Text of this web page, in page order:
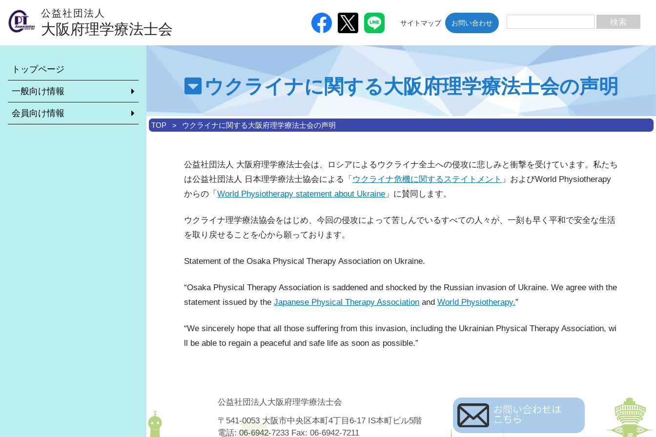
公益社団法人
大阪府理学療法士会 サイトマップ お問い合わせ
トップページ
一般向け情報
理学療法士とは？（外部サイト）
学校一覧
理学療法士がいる施設
大阪府理学療法士会のご案内
訪問リハビリ受け入れ可能施設
各市区町村理学療法士会のご紹介
会員向け情報
異動・休会・復会等の手続きにつ
リカレント教育について
非常勤求職・求人情報システム
地域包括ケアシステムに関する推進
府士会ZOOMの利用方法および申込
ウクライナに関する大阪府理学療法士会の声明
TOP ウクライナに関する大阪府理学療法士会の声明
公益社団法人 大阪府理学療法士会は、ロシアによるウクライナ全土への侵攻に悲しみと衝撃を受けています。私たち
は公益社団法人 日本理学療法士協会による「 ウクライナ危機に関するステイトメント 」およびWorld Physiotherapy
からの「World Physiotherapy statement about Ukraine 」に賛同します。
ウクライナ理学療法協会をはじめ、今回の侵攻によって苦しんでいるすべての人々が、一刻も早く平和で安全な生活
を取り戻せることを心から願っております。
Statement of the Osaka Physical Therapy Association on Ukraine.
“Osaka Physical Therapy Association is saddened and shocked by the Russian invasion of Ukraine. We agree with the
statement issued by theJapanese Physical Therapy Association andWorld Physiotherapy.”
“We sincerely hope that all those suffering from this invasion, including the Ukrainian Physical Therapy Association, wi
ll be able to regain a peaceful and safe life as soon as possible.”
公益社団法人大阪府理学療法士会
〒541-0053 大阪市中央区本町4丁目6-17 IS本町ビル5階
電話: 06-6942-7233 Fax: 06-6942-7211